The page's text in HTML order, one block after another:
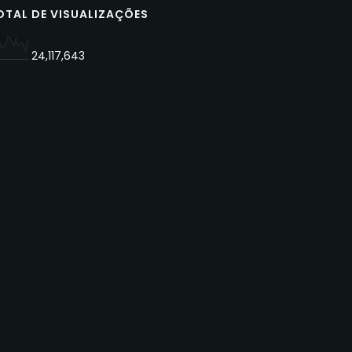
DE VISUALIZAÇÕES
24,117,643